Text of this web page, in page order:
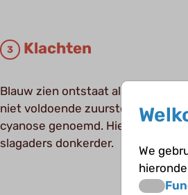
Klachten
Blauw zien ontstaat als het bloed
niet voldoende zuurstof met zich
cyanose genoemd. Hierdoor
slagaders donkerder.
We